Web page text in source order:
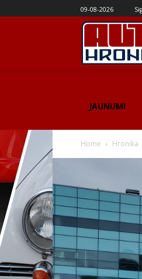
09-08-2026
JAUNUMI
Home Hronika